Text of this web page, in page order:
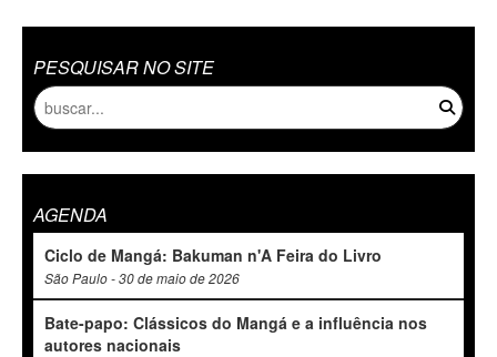
PESQUISAR NO SITE
AGENDA
Ciclo de Mangá: Bakuman n'A Feira do Livro
São Paulo - 30 de maio de 2026
Bate-papo: Clássicos do Mangá e a influência nos
autores nacionais